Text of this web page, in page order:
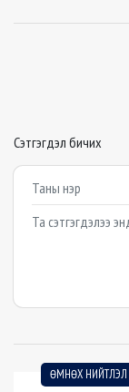
Сэтгэгдэл бичих
Example textarea
ӨМНӨХ НИЙТЛЭЛ